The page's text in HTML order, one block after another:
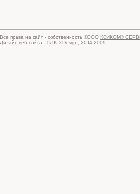
Все права на сайт - собственность ©ООО КСИКОМ®
Дизайн веб-сайта - ©J.K.®Design , 2004-2009